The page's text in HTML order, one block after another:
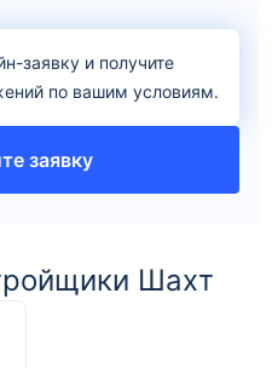
заявку и получите
по вашим условиям.
заявку
Шахт